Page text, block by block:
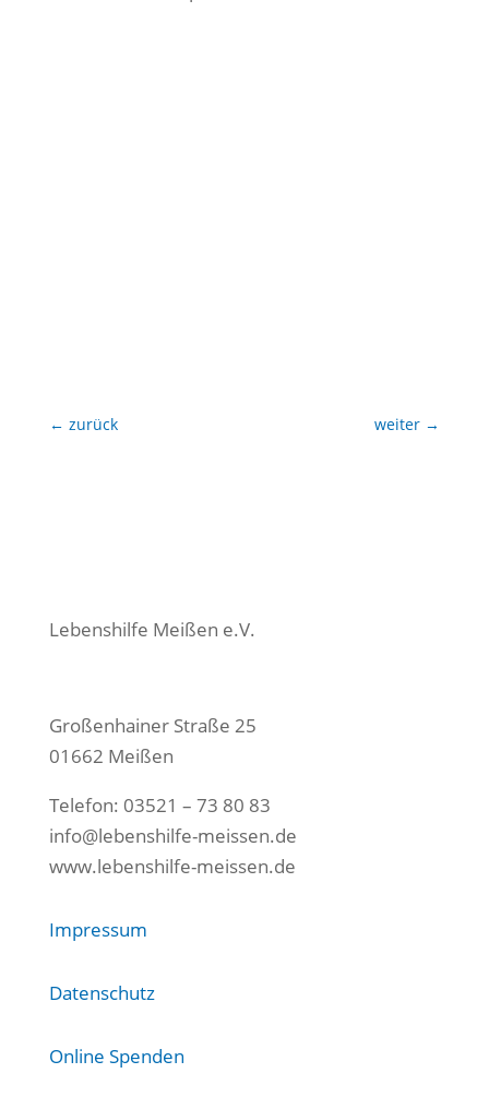
← zurück weiter →
Lebenshilfe Meißen e.V.
Großenhainer Straße 25
01662 Meißen
Telefon: 03521 – 73 80 83
info@lebenshilfe-meissen.de
www.lebenshilfe-meissen.de
Impressum
Datenschutz
Online Spenden